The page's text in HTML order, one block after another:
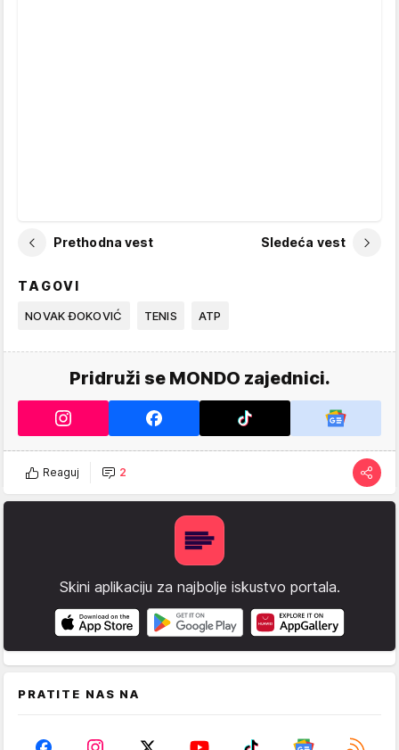
Prethodna vest Sledeća vest
TAGOVI
NOVAK ĐOKOVIĆ TENIS ATP
Pridruži se MONDO zajednici.
Reaguj 2
Skini aplikaciju za najbolje iskustvo portala.
PRATITE NAS NA